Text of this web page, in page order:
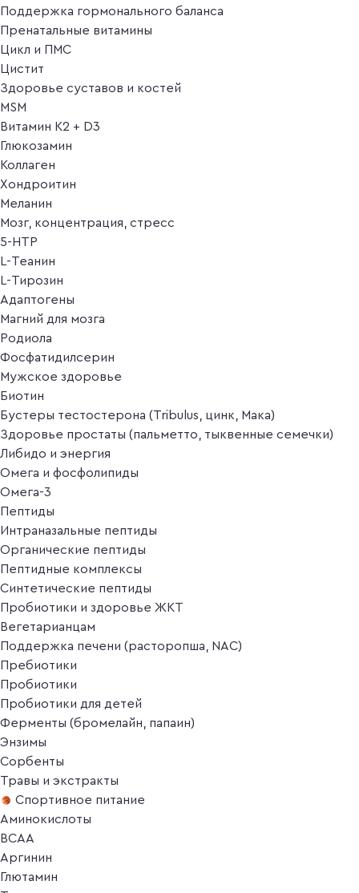
Поддержка гормонального баланса
Пренатальные витамины
Цикл и ПМС
Цистит
Здоровье суставов и костей
MSM
Витамин K2 + D3
Глюкозамин
Коллаген
Хондроитин
Меланин
Мозг, концентрация, стресс
5-HTP
L-Теанин
L-Тирозин
Адаптогены
Магний для мозга
Родиола
Фосфатидилсерин
Мужское здоровье
Биотин
Бустеры тестостерона (Tribulus, цинк, Мака)
Здоровье простаты (пальметто, тыквенные семечки)
Либидо и энергия
Омега и фосфолипиды
Омега-3
Пептиды
Интраназальные пептиды
Органические пептиды
Пептидные комплексы
Синтетические пептиды
Пробиотики и здоровье ЖКТ
Вегетарианцам
Поддержка печени (расторопша, NAC)
Пребиотики
Пробиотики
Пробиотики для детей
Ферменты (бромелайн, папаин)
Энзимы
Сорбенты
Травы и экстракты
Спортивное питание
Аминокислоты
BCAA
Аргинин
Глютамин